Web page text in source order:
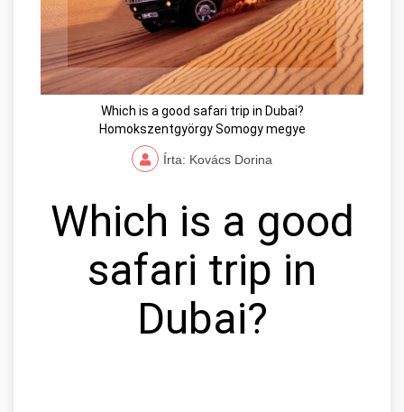
Which is a good safari trip in Dubai?
Homokszentgyörgy Somogy megye
Írta: Kovács Dorina
Which is a good
safari trip in
Dubai?